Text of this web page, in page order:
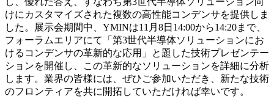
けにカスタマイズされた複数の高性能コンデンサを提供しま
した。展示会期間中、YMINは11月8日14:00から14:20まで、
フォーラムエリアにて「第3世代半導体ソリューションにお
けるコンデンサの革新的な応用」と題した技術プレゼンテー
ションを開催し、この革新的なソリューションを詳細に分析
します。業界の皆様には、ぜひご参加いただき、新たな技術
のフロンティアを共に開拓していただければ幸いです。